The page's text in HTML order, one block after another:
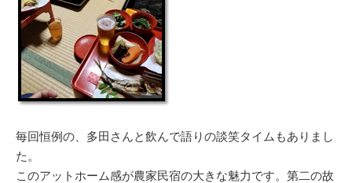
毎回恒例の、多田さんと飲んで語りの談笑タイムもありまし
た。
このアットホーム感が農家民宿の大きな魅力です。第二の故